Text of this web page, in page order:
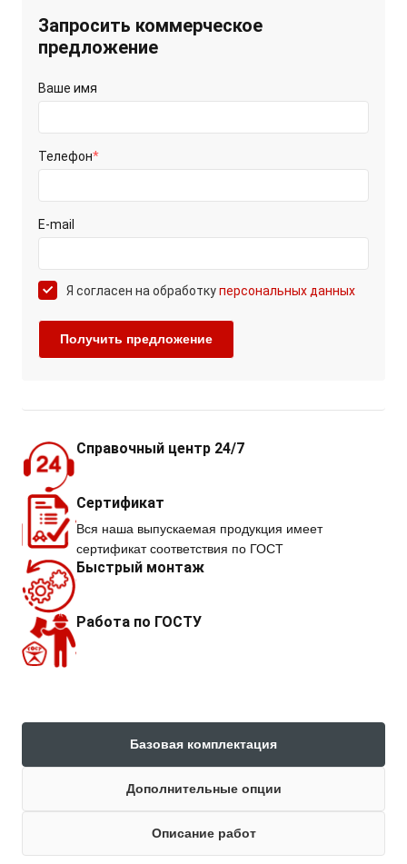
Запросить коммерческое
предложение
Ваше имя
Телефон*
E-mail
Я согласен на обработкуперсональных данных
Справочный центр 24/7
Сертификат
Вся наша выпускаемая продукция имеет
сертификат соответствия по ГОСТ
Быстрый монтаж
Работа по ГОСТУ
Базовая комплектация
Дополнительные опции
Описание работ